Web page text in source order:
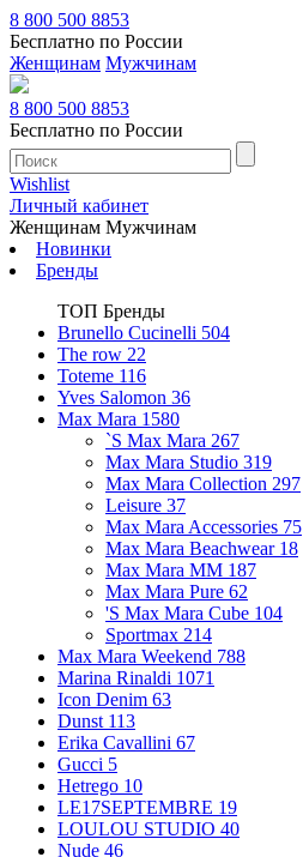
8 800 500 8853
Бесплатно по России
Женщинам Мужчинам
8 800 500 8853
Бесплатно по России
Wishlist
Личный кабинет
Женщинам Мужчинам
Новинки
Бренды
ТОП Бренды
Brunello Cucinelli 504
The row 22
Toteme 116
Yves Salomon 36
Max Mara 1580
`S Max Mara 267
Max Mara Studio 319
Max Mara Collection 297
Leisure 37
Max Mara Accessories 75
Max Mara Beachwear 18
Max Mara MM 187
Max Mara Pure 62
'S Max Mara Cube 104
Sportmax 214
Max Mara Weekend 788
Marina Rinaldi 1071
Icon Denim 63
Dunst 113
Erika Cavallini 67
Gucci 5
Hetrego 10
LE17SEPTEMBRE 19
LOULOU STUDIO 40
Nude 46